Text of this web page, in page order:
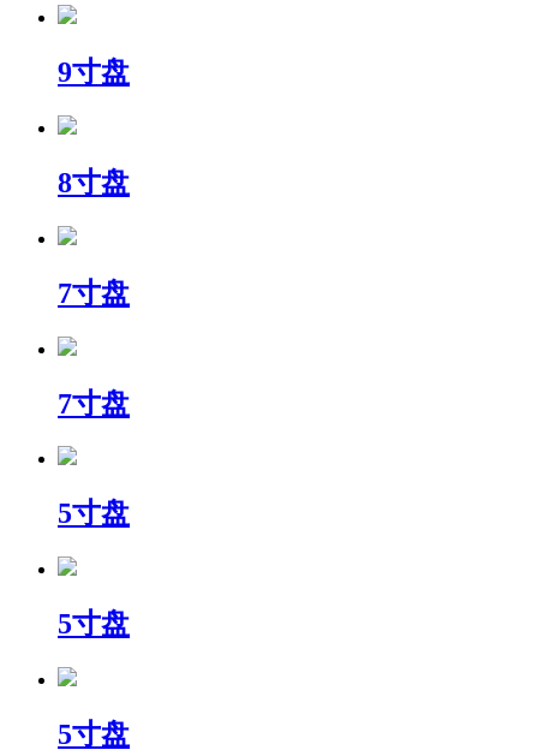
9寸盘
8寸盘
7寸盘
7寸盘
5寸盘
5寸盘
5寸盘